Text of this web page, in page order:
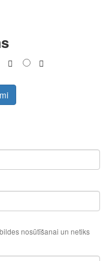
nosūtīšanai un netiks